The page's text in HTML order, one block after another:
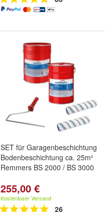
SET für Garagenbeschichtung
Bodenbeschichtung ca. 25m²
Remmers BS 2000 / BS 3000
255,00 €
Kostenloser Versand
26